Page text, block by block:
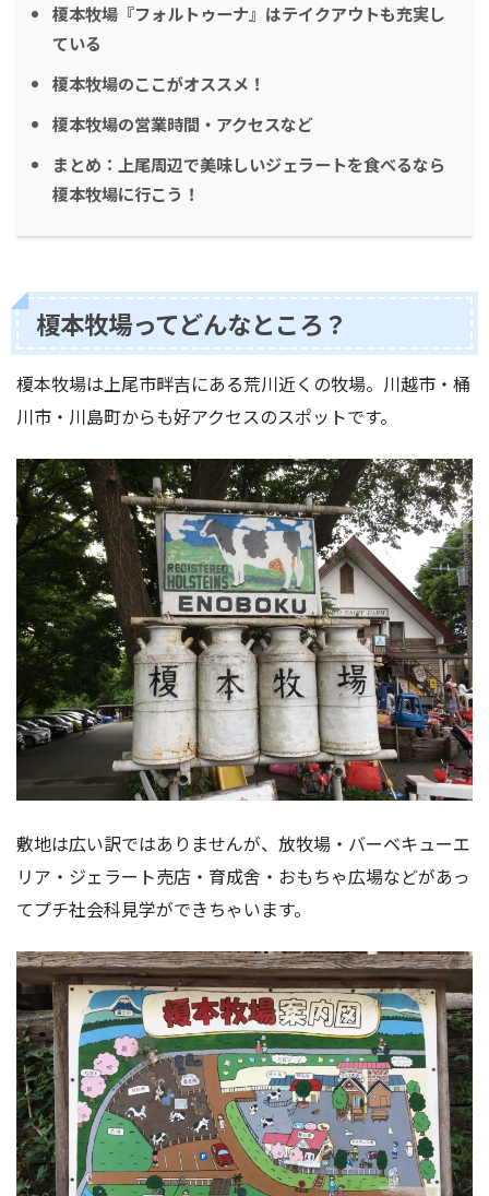
榎本牧場『フォルトゥーナ』はテイクアウトも充実し
ている
榎本牧場のここがオススメ！
榎本牧場の営業時間・アクセスなど
まとめ：上尾周辺で美味しいジェラートを食べるなら
榎本牧場に行こう！
榎本牧場ってどんなところ？
榎本牧場は上尾市畔吉にある荒川近くの牧場。川越市・桶
川市・川島町からも好アクセスのスポットです。
敷地は広い訳ではありませんが、放牧場・バーベキューエ
リア・ジェラート売店・育成舍・おもちゃ広場などがあっ
てプチ社会科見学ができちゃいます。